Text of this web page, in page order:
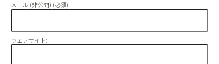
メール (非公開) (必須):
ウェブサイト: